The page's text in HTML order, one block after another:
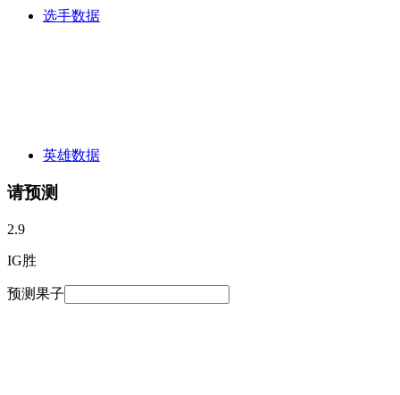
选手数据
英雄数据
请预测
2.9
IG胜
预测果子